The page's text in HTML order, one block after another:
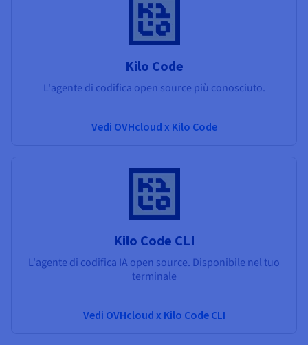
Kilo Code
L'agente di codifica open source più conosciuto.
Vedi OVHcloud x Kilo Code
Kilo Code CLI
L'agente di codifica IA open source. Disponibile nel tuo
terminale
Vedi OVHcloud x Kilo Code CLI